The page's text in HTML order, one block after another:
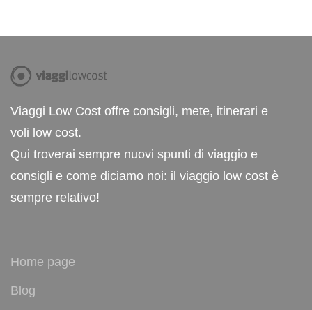
Viaggi Low Cost offre consigli, mete, itinerari e
voli low cost.
Qui troverai sempre nuovi spunti di viaggio e
consigli e come diciamo noi: il viaggio low cost è
sempre relativo!
Home page
Blog